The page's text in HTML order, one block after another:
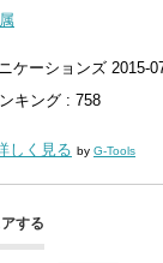
ケーションズ 2015-
キング : 758
しく見る by G-Tools
する